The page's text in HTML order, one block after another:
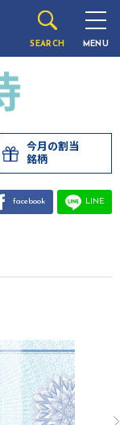
SEARCH MENU
今月の割当
銘柄
facebook LINE